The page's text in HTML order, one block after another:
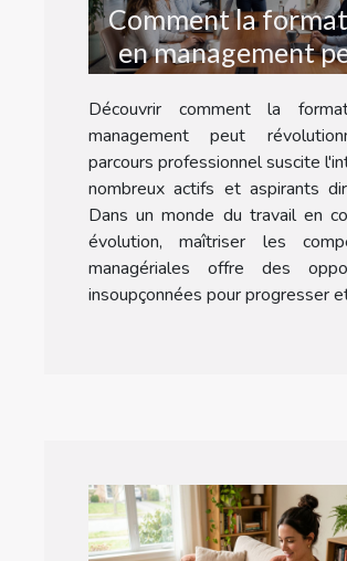
Comment la
en management
transformer
carrière ?
Découvrir comment la
management peut
parcours professionnel suscite
nombreux actifs et aspirants
Dans un monde du travail en
évolution, maîtriser les
managériales offre des
insoupçonnées pour progresser